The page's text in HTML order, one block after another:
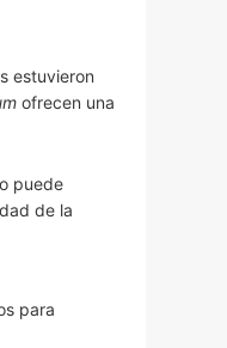
estuvieron
ofrecen una
puede
de la
para